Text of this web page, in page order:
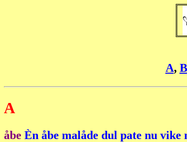
A, B
A
åbe Èn åbe malåde dul pate nu vike